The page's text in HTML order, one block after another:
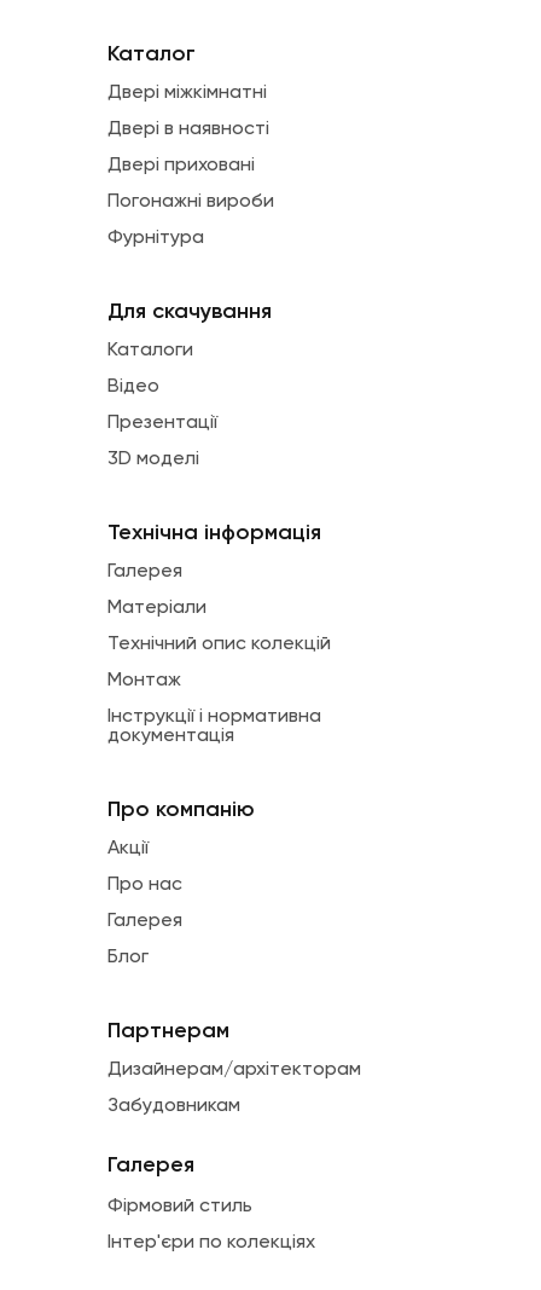
Каталог
Двері міжкімнатні
Двері в наявності
Двері приховані
Погонажні вироби
Фурнітура
Для скачування
Каталоги
Відео
Презентації
3D моделі
Технічна інформація
Галерея
Матеріали
Технічний опис колекцій
Монтаж
Інструкції і нормативна
документація
Про компанію
Акції
Про нас
Галерея
Блог
Партнерам
Дизайнерам/архітекторам
Забудовникам
Галерея
Фірмовий стиль
Інтер'єри по колекціях